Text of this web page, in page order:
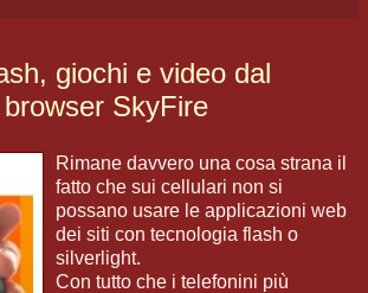
giochi e video dal
SkyFire
Rimane davvero una cosa strana il
fatto che sui cellulari non si
possano usare le applicazioni web
dei siti con tecnologia flash o
silverlight.
Con tutto che i telefonini più